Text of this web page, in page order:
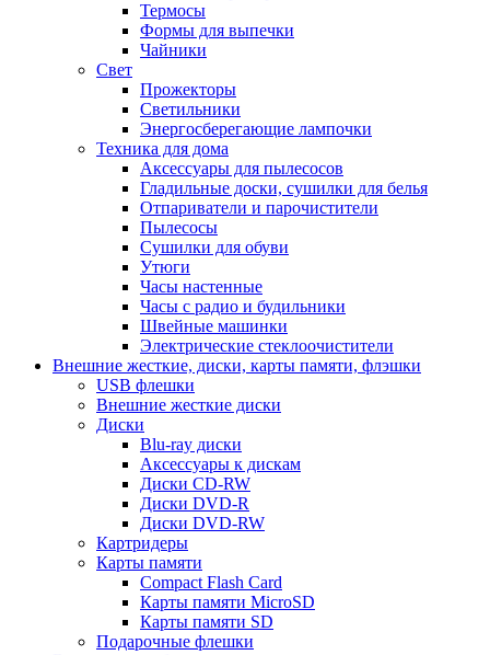
Термосы
Формы для выпечки
Чайники
Свет
Прожекторы
Светильники
Энергосберегающие лампочки
Техника для дома
Аксессуары для пылесосов
Гладильные доски, сушилки для белья
Отпариватели и парочистители
Пылесосы
Сушилки для обуви
Утюги
Часы настенные
Часы с радио и будильники
Швейные машинки
Электрические стеклоочистители
Внешние жесткие, диски, карты памяти, флэшки
USB флешки
Внешние жесткие диски
Диски
Blu-ray диски
Аксессуары к дискам
Диски CD-RW
Диски DVD-R
Диски DVD-RW
Картридеры
Карты памяти
Compact Flash Card
Карты памяти MicroSD
Карты памяти SD
Подарочные флешки